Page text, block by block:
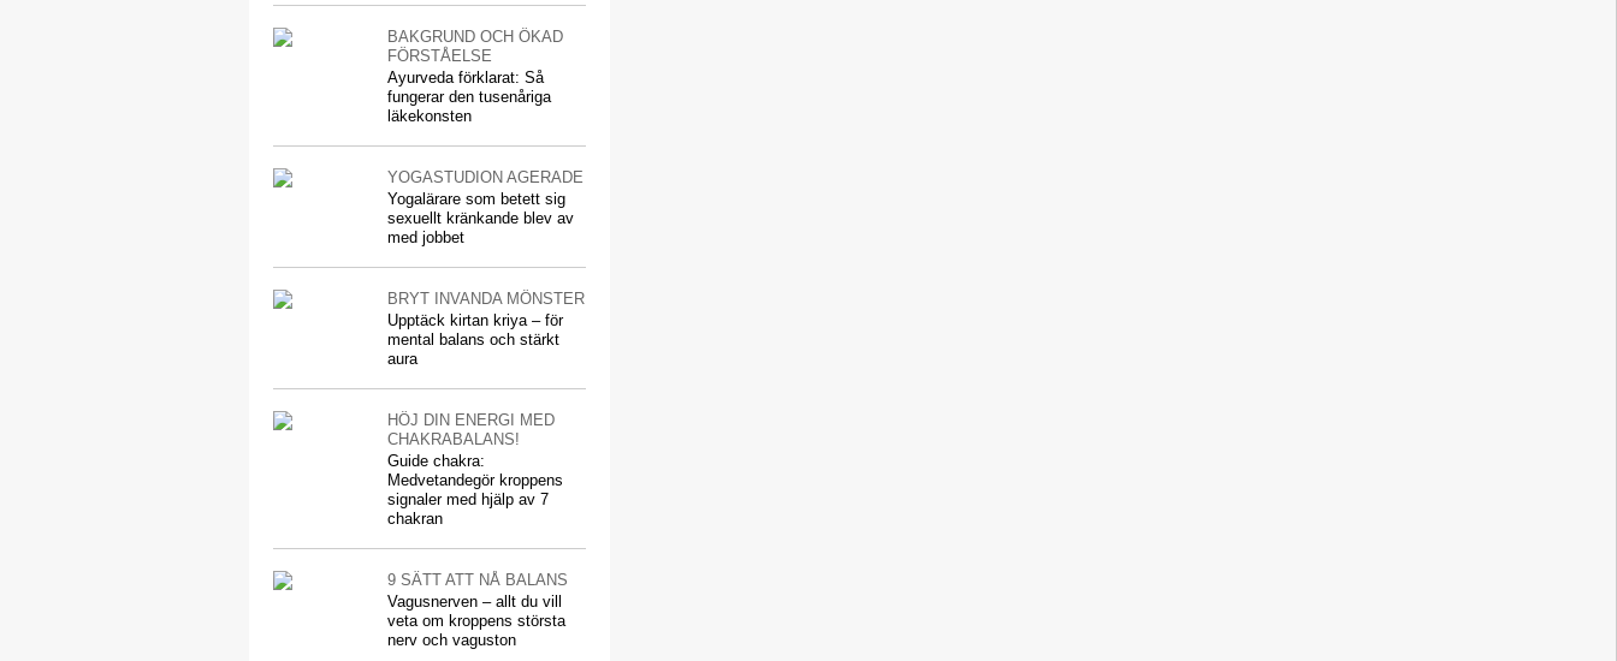
BAKGRUND OCH ÖKAD
FÖRSTÅELSE
Ayurveda förklarat: Så
fungerar den tusenåriga
läkekonsten
YOGASTUDION AGERADE
Yogalärare som betett sig
sexuellt kränkande blev av
med jobbet
BRYT INVANDA MÖNSTER
Upptäck kirtan kriya – för
mental balans och stärkt
aura
HÖJ DIN ENERGI MED
CHAKRABALANS!
Guide chakra:
Medvetandegör kroppens
signaler med hjälp av 7
chakran
9 SÄTT ATT NÅ BALANS
Vagusnerven – allt du vill
veta om kroppens största
nerv och vaguston